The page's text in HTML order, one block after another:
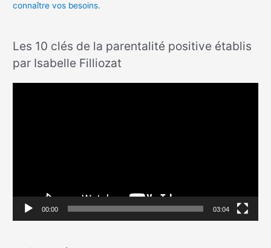
connaître vos besoins.
Les 10 clés de la parentalité positive établis
par Isabelle Filliozat
i
00:00 03:04